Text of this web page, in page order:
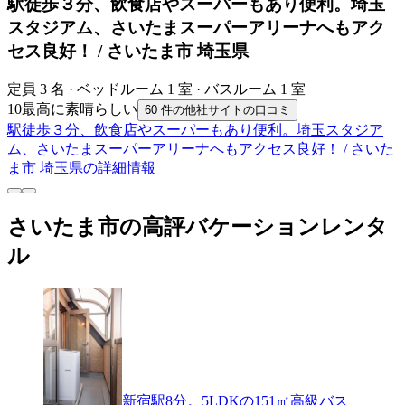
駅徒歩３分、飲食店やスーパーもあり便利。埼玉
スタジアム、さいたまスーパーアリーナへもアク
セス良好！ / さいたま市 埼玉県
定員 3 名 · ベッドルーム 1 室 · バスルーム 1 室
10最高に素晴らしい 60 件の他社サイトの口コミ
駅徒歩３分、飲食店やスーパーもあり便利。埼玉スタジア
ム、さいたまスーパーアリーナへもアクセス良好！ / さいた
ま市 埼玉県の詳細情報
さいたま市の高評バケーションレンタ
ル
新宿駅8分。5LDKの151㎡高級バス